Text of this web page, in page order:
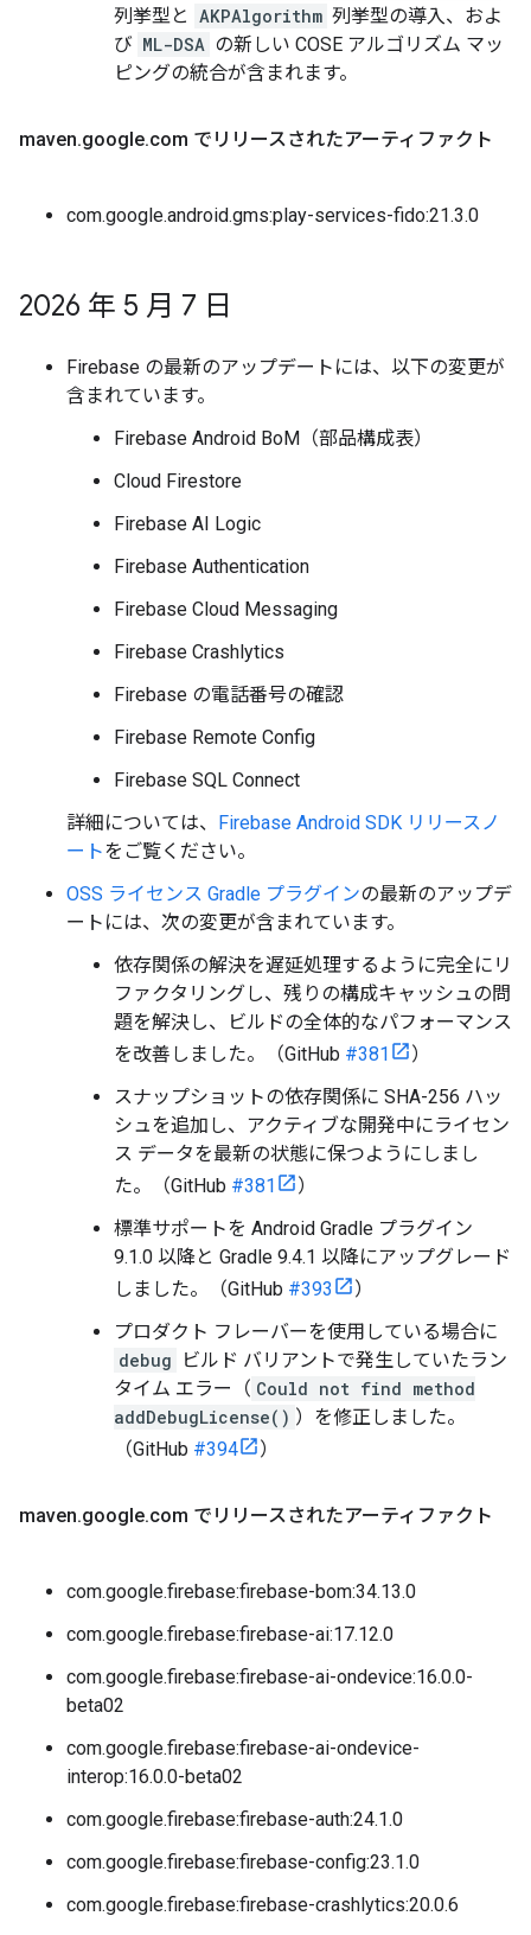
列挙型と AKPAlgorithm 列挙型の導入、およ
び ML-DSA の新しい COSE アルゴリズム マッ
ピングの統合が含まれます。
maven.google.com でリリースされたアーティファクト
com.google.android.gms:play-services-fido:21.3.0
2026 年 5 月 7 日
Firebase の最新のアップデートには、以下の変更が
含まれています。
Firebase Android BoM（部品構成表）
Cloud Firestore
Firebase AI Logic
Firebase Authentication
Firebase Cloud Messaging
Firebase Crashlytics
Firebase の電話番号の確認
Firebase Remote Config
Firebase SQL Connect
詳細については、 Firebase Android SDK リリースノ
ートをご覧ください。
OSS ライセンス Gradle プラグインの最新のアップデ
ートには、次の変更が含まれています。
依存関係の解決を遅延処理するように完全にリ
ファクタリングし、残りの構成キャッシュの問
題を解決し、ビルドの全体的なパフォーマンス
を改善しました。（GitHub #381
）
スナップショットの依存関係に SHA-256 ハッ
シュを追加し、アクティブな開発中にライセン
ス データを最新の状態に保つようにしまし
た。（GitHub #381
）
標準サポートを Android Gradle プラグイン
9.1.0 以降と Gradle 9.4.1 以降にアップグレード
しました。（GitHub #393
）
プロダクト フレーバーを使用している場合に
debug
ビルド バリアントで発生していたラン
タイム エラー（ Could not find method
addDebugLicense() ）を修正しました。
（GitHub #394 ）
maven.google.com でリリースされたアーティファクト
com.google.firebase:firebase-bom:34.13.0
com.google.firebase:firebase-ai:17.12.0
com.google.firebase:firebase-ai-ondevice:16.0.0-
beta02
com.google.firebase:firebase-ai-ondevice-
interop:16.0.0-beta02
com.google.firebase:firebase-auth:24.1.0
com.google.firebase:firebase-config:23.1.0
com.google.firebase:firebase-crashlytics:20.0.6